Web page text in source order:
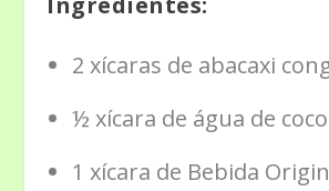
2 xícaras de abacaxi
½ xícara de água de coco
1 xícara de Bebida